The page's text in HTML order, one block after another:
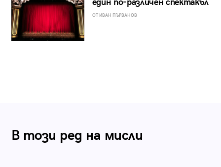
един по-различен спектакъл
ОТ ИВАН ПЪРВАНОВ
В този ред на мисли